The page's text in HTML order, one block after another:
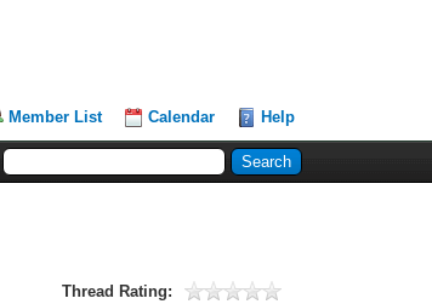
Member List Calendar Help
Thread Rating: